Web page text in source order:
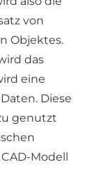
von
Objektes.
das
eine
Diese
genutzt
Modell